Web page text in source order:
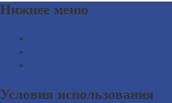
Нижнее меню
Условия использования